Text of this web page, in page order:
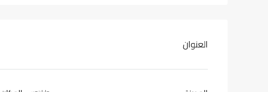
العنوان